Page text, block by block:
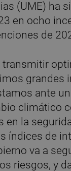
(UME) ha
en ocho
de
transmitir
grandes
ante
climático
en la
índices de
va a
riesgos, y